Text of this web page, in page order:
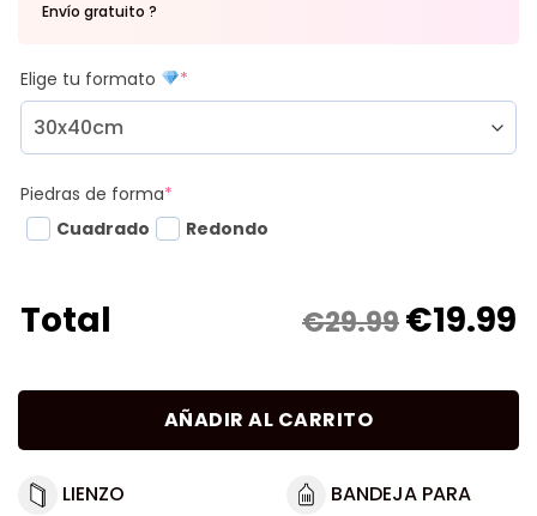
Envío gratuito ?
Elige tu formato *
Piedras de forma*
Cuadrado
Redondo
Total €29.99€19.99
AÑADIR AL CARRITO
LIENZO
BANDEJA PARA